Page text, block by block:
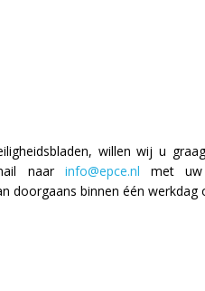
willen wij u
naar info@epce.nl met uw
doorgaans binnen één werkdag